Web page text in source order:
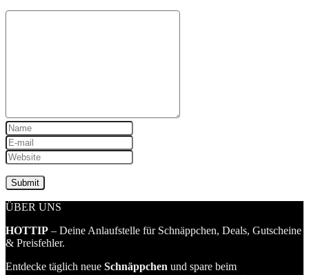
ÜBER UNS
HOTTIP – Deine Anlaufstelle für Schnäppchen, Deals, Gutscheine
& Preisfehler.
Entdecke täglich neue Schnäppchen und spare beim